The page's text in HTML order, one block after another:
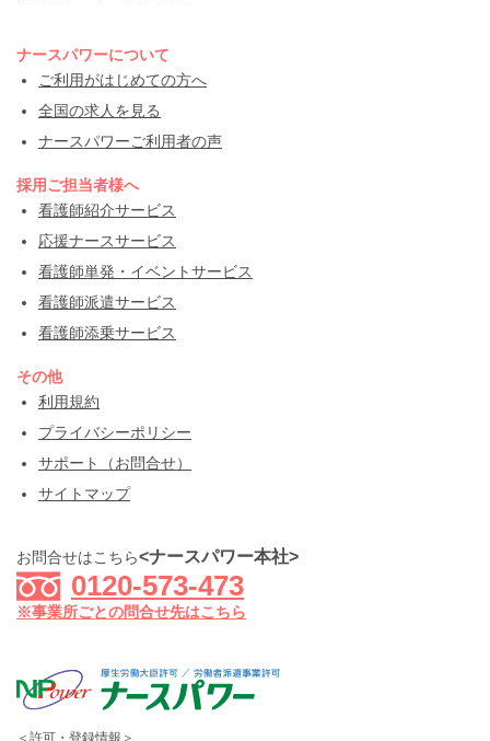
ナースパワーについて
ご利用がはじめての方へ
全国の求人を見る
ナースパワーご利用者の声
採用ご担当者様へ
看護師紹介サービス
応援ナースサービス
看護師単発・イベントサービス
看護師派遣サービス
看護師添乗サービス
その他
利用規約
プライバシーポリシー
サポート（お問合せ）
サイトマップ
お問合せはこちら<ナースパワー本社>
0120-573-473
※事業所ごとの問合せ先はこちら
＜許可・登録情報＞